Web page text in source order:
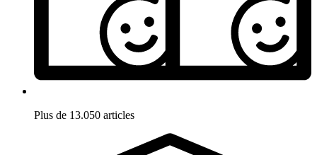
Plus de 13.050 articles